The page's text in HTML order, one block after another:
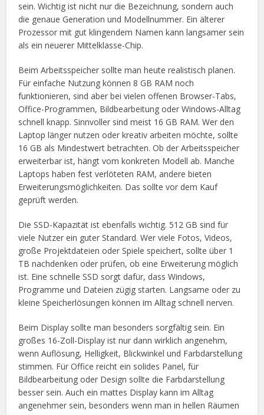
sein. Wichtig ist nicht nur die Bezeichnung, sondern auch
die genaue Generation und Modellnummer. Ein älterer
Prozessor mit gut klingendem Namen kann langsamer sein
als ein neuerer Mittelklasse-Chip.
Beim Arbeitsspeicher sollte man heute realistisch planen.
Für einfache Nutzung können 8 GB RAM noch
funktionieren, sind aber bei vielen offenen Browser-Tabs,
Office-Programmen, Bildbearbeitung oder Windows-Alltag
schnell knapp. Sinnvoller sind meist 16 GB RAM. Wer den
Laptop länger nutzen oder kreativ arbeiten möchte, sollte
16 GB als Mindestwert betrachten. Ob der Arbeitsspeicher
erweiterbar ist, hängt vom konkreten Modell ab. Manche
Laptops haben fest verlöteten RAM, andere bieten
Erweiterungsmöglichkeiten. Das sollte vor dem Kauf
geprüft werden.
Die SSD-Kapazität ist ebenfalls wichtig. 512 GB sind für
viele Nutzer ein guter Standard. Wer viele Fotos, Videos,
große Projektdateien oder Spiele speichert, sollte über 1
TB nachdenken oder prüfen, ob eine Erweiterung möglich
ist. Eine schnelle SSD sorgt dafür, dass Windows,
Programme und Dateien zügig starten. Langsame oder zu
kleine Speicherlösungen können im Alltag schnell nerven.
Beim Display sollte man besonders sorgfältig sein. Ein
großes 16-Zoll-Display ist nur dann wirklich angenehm,
wenn Auflösung, Helligkeit, Blickwinkel und Farbdarstellung
stimmen. Für Office reicht ein solides Panel, für
Bildbearbeitung oder Design sollte die Farbdarstellung
besser sein. Auch ein mattes Display kann im Alltag
angenehmer sein, besonders wenn man in hellen Räumen